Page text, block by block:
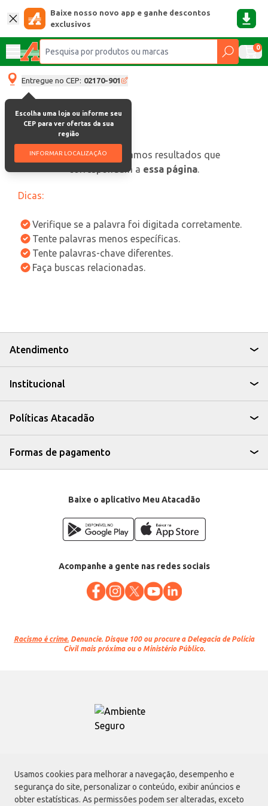
Usamos cookies para melhorar a navegação, desempenho e
segurança do site, personalizar o conteúdo, exibir anúncios e
obter estatísticas. As permissões podem ser alteradas, exceto
Baixe nosso novo app e ganhe descontos
exclusivos
0
Entregue no CEP: 02170-901
Escolha uma loja ou informe seu
CEP para ver ofertas da sua
região
INFORMAR LOCALIZAÇÃO
oops, não encontramos resultados que
correspondam a essa página.
Dicas:
Verifique se a palavra foi digitada corretamente.
Tente palavras menos específicas.
Tente palavras-chave diferentes.
Faça buscas relacionadas.
Atendimento
Institucional
Políticas Atacadão
Formas de pagamento
Baixe o aplicativo Meu Atacadão
Acompanhe a gente nas redes sociais
Racismo é crime. Denuncie. Disque 100 ou procure a Delegacia de Polícia
Civil mais próxima ou o Ministério Público.
Atacadão S.A.
Avenida Morvan Dias de Figueiredo, 6169, Vila Maria, São Paulo - SP | CEP
02170-901 | CNPJ: 75.315.333/0001-09